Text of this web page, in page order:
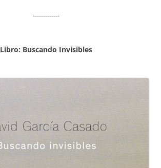
-------------
Libro: Buscando Invisibles